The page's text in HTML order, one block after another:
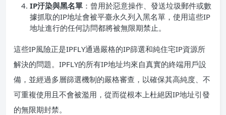
IP汙染與黑名單 ：曾用於惡意操作、發送垃圾郵件或數
據抓取的IP地址會被平臺永久列入黑名單，使用這些IP
地址進行的任何訪問都將被無限期禁止。
這些IP風險正是IPFLY通過嚴格的IP篩選和純住宅IP資源所
解決的問題。IPFLY的所有IP地址均來自真實的終端用戶設
備，並經過多層篩選機制的嚴格審查，以確保其高純度、不
可重複使用且不會被濫用，從而從根本上杜絕因IP地址引發
的無限期封禁。